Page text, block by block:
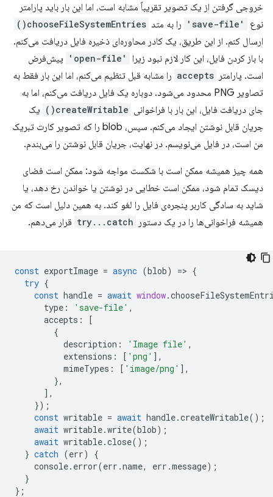
خروجی گرفتن از یک تصویر تقریباً مشابه است، اما این بار باید پارامتر
نوع
'save-file' را به متد chooseFileSystemEntries()
ارسال کنم. از این طریق، یک کادر محاوره‌ای ذخیره فایل دریافت می‌کنم.
با باز کردن فایل، این کار لازم نبود زیرا
'open-file'
پیش‌فرض
است. پارامتر accepts را مشابه قبل تنظیم می‌کنم، اما این بار فقط به
تصاویر PNG محدود می‌شود. دوباره یک فایل دریافت می‌کنم، اما به
جای دریافت فایل، این بار با فراخوانی createWritable()
یک
جریان قابل نوشتن ایجاد می‌کنم. سپس، blob را که تصویر کارت تبریک
من است، در فایل می‌نویسم. در نهایت، جریان قابل نوشتن را می‌بندم.
همه چیز همیشه ممکن است با شکست مواجه شود: ممکن است فضای
دیسک تمام شود، ممکن است خطایی در نوشتن یا خواندن رخ دهد، یا
شاید به سادگی کاربر پنجره‌ی فایل را لغو کند. به همین دلیل است که من
همیشه فراخوانی‌ها را در یک دستور
try...catch قرار می‌دهم.
const exportImage = async (blob) => {
try {
const handle = await window.
type : 'save-file' ,
accepts :
[
{
description : 'Image file' ,
extensions : [ 'png' ],
mimeTypes : [ 'image/png' ],
},
],
});
const writable = await handle.createWritable();
await writable.write(blob);
await writable.close();
} catch (err)
{
console. error(err .name, err .message);
}
};